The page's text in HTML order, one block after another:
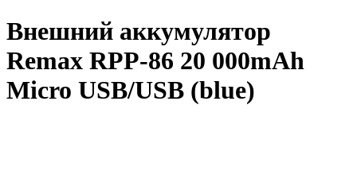
Внешний аккумулятор
Remax RPP-86 20 000mAh
Micro USB/USB (blue)